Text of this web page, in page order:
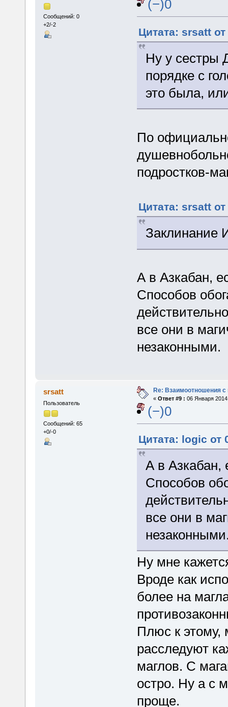
Сообщений: 0
+2/-2
(−)0
Цитата: srsatt
Ну у сестры
порядке с
это была,
По
подростков-
Цитата: srsatt
Заклинание
А в Азкабан,
Способов
все они в
незаконными.
srsatt
Пользователь
Сообщений: 65
+0/-0
Re: Взаимоотношения с
« Ответ #9 : 06 Января
(−)0
Цитата: logic от
А в Азкабан,
Способов
все они в
Ну мне
Вроде как
более на
Плюс к этому,
расследуют
маглов. С
остро. Ну а с
проще.